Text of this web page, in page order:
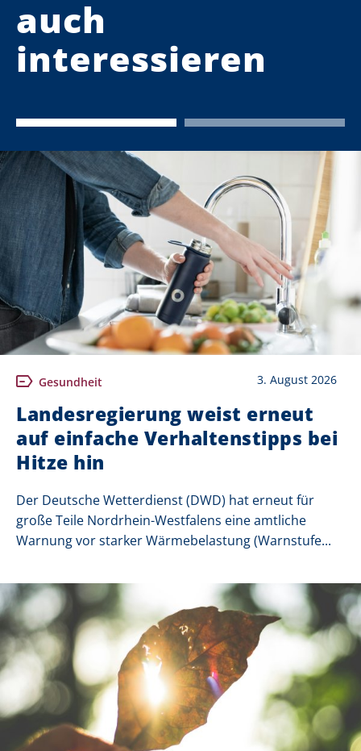
auch
interessieren
Gesundheit 3. August 2026
Landesregierung weist erneut
auf einfache Verhaltenstipps bei
Hitze hin
Der Deutsche Wetterdienst (DWD) hat erneut für
große Teile Nordrhein-Westfalens eine amtliche
Warnung vor starker Wärmebelastung (Warnstufe...